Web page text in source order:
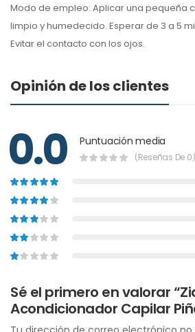
Modo de empleo: Aplicar una pequeña
limpio y humedecido. Esperar de 3 a 5
Evitar el contacto con los ojos.
Opinión de los clientes
0.0 Puntuación media
(Reseñas De 0)
Sé el primero en valorar
Acondicionador Capilar